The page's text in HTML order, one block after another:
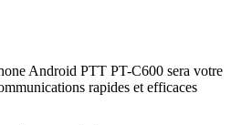
Android PTT PT-C600 sera votre
rapides et efficaces